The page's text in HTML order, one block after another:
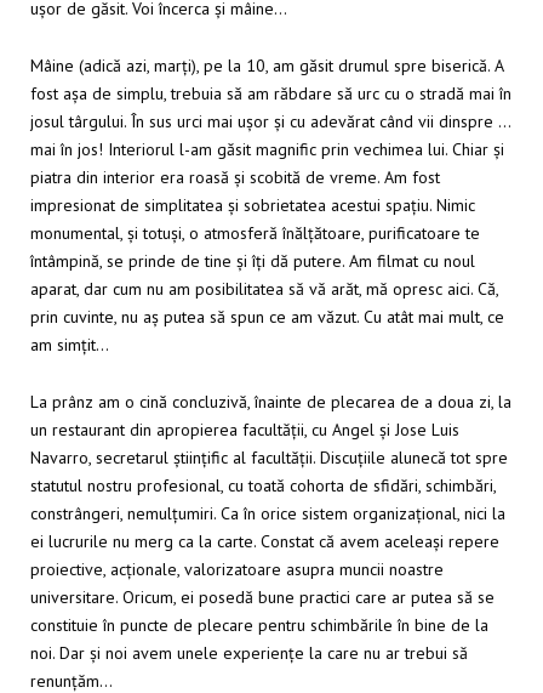
ușor de găsit. Voi încerca și mâine…
Mâine (adică azi, marți), pe la 10, am găsit drumul spre biserică. A
fost așa de simplu, trebuia să am răbdare să urc cu o stradă mai în
josul târgului. În sus urci mai ușor și cu adevărat când vii dinspre …
mai în jos! Interiorul l-am găsit magnific prin vechimea lui. Chiar și
piatra din interior era roasă și scobită de vreme. Am fost
impresionat de simplitatea și sobrietatea acestui spațiu. Nimic
monumental, și totuși, o atmosferă înălțătoare, purificatoare te
întâmpină, se prinde de tine și îți dă putere. Am filmat cu noul
aparat, dar cum nu am posibilitatea să vă arăt, mă opresc aici. Că,
prin cuvinte, nu aș putea să spun ce am văzut. Cu atât mai mult, ce
am simțit…
La prânz am o cină concluzivă, înainte de plecarea de a doua zi, la
un restaurant din apropierea facultății, cu Angel și Jose Luis
Navarro, secretarul științific al facultății. Discuțiile alunecă tot spre
statutul nostru profesional, cu toată cohorta de sfidări, schimbări,
constrângeri, nemulțumiri. Ca în orice sistem organizațional, nici la
ei lucrurile nu merg ca la carte. Constat că avem aceleași repere
proiective, acționale, valorizatoare asupra muncii noastre
universitare. Oricum, ei posedă bune practici care ar putea să se
constituie în puncte de plecare pentru schimbările în bine de la
noi. Dar și noi avem unele experiențe la care nu ar trebui să
renunțăm…